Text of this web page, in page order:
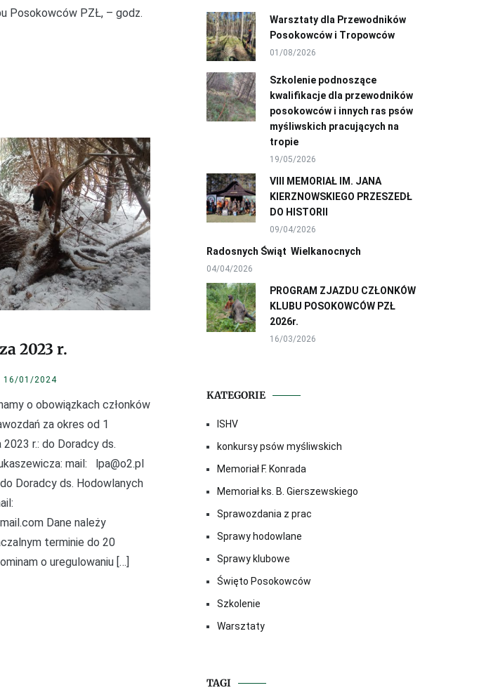
Posokowców PZŁ, – godz.
2023 r.
16/01/2024
o obowiązkach członków
za okres od 1
r.: do Doradcy ds.
mail: lpa@o2.pl
Doradcy ds. Hodowlanych
Dane należy
terminie do 20
o uregulowaniu […]
Warsztaty dla Przewodników
Posokowców i Tropowców
01/08/2026
Szkolenie podnoszące
kwalifikacje dla przewodników
posokowców i innych ras psów
myśliwskich pracujących na
tropie
19/05/2026
VIII MEMORIAŁ IM. JANA
KIERZNOWSKIEGO PRZESZEDŁ
DO HISTORII
09/04/2026
Radosnych Świąt Wielkanocnych
04/04/2026
PROGRAM ZJAZDU CZŁONKÓW
KLUBU POSOKOWCÓW PZŁ
2026r.
16/03/2026
KATEGORIE
ISHV
konkursy psów myśliwskich
Memoriał F. Konrada
Memoriał ks. B. Gierszewskiego
Sprawozdania z prac
Sprawy hodowlane
Sprawy klubowe
Święto Posokowców
Szkolenie
Warsztaty
TAGI